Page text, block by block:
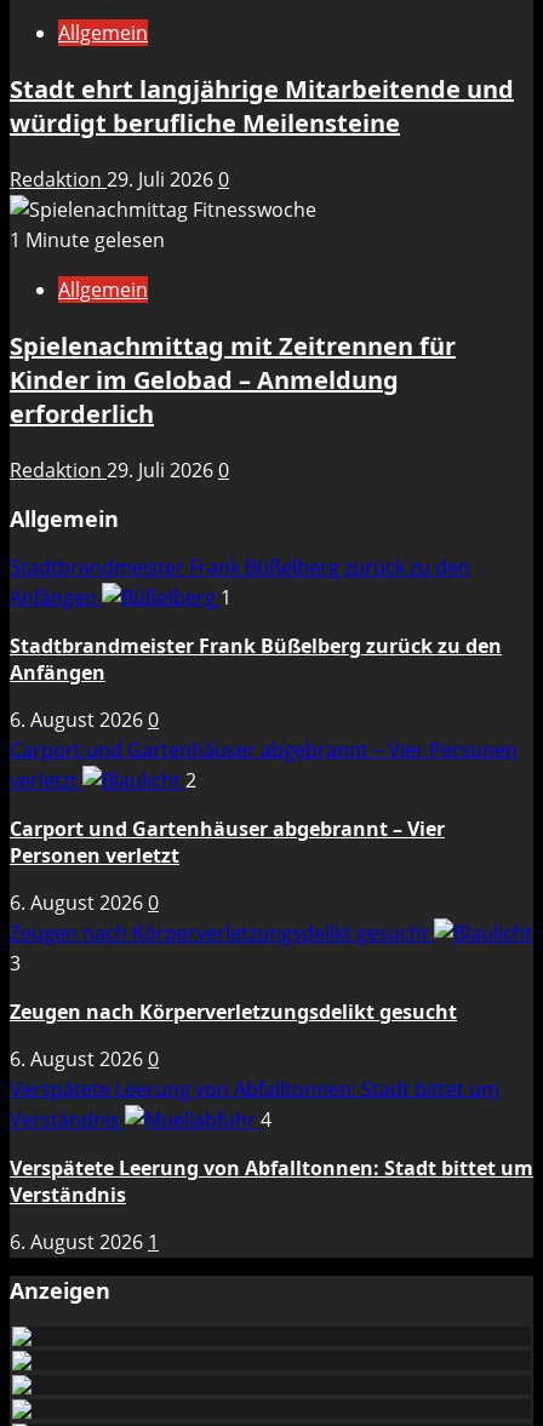
Allgemein
Stadt ehrt langjährige Mitarbeitende und
würdigt berufliche Meilensteine
Redaktion 29. Juli 20260
1 Minute gelesen
Allgemein
Spielenachmittag mit Zeitrennen für
Kinder im Gelobad – Anmeldung
erforderlich
Redaktion 29. Juli 20260
Allgemein
Stadtbrandmeister Frank Büßelberg zurück zu den
Anfängen
1
Stadtbrandmeister Frank Büßelberg zurück zu den
Anfängen
6. August 20260
Carport und Gartenhäuser abgebrannt – Vier Personen
verletzt
2
Carport und Gartenhäuser abgebrannt – Vier
Personen verletzt
6. August 20260
Zeugen nach Körperverletzungsdelikt gesucht
3
Zeugen nach Körperverletzungsdelikt gesucht
6. August 20260
Verspätete Leerung von Abfalltonnen: Stadt bittet um
Verständnis
4
Verspätete Leerung von Abfalltonnen: Stadt bittet um
Verständnis
6. August 2026 1
Anzeigen